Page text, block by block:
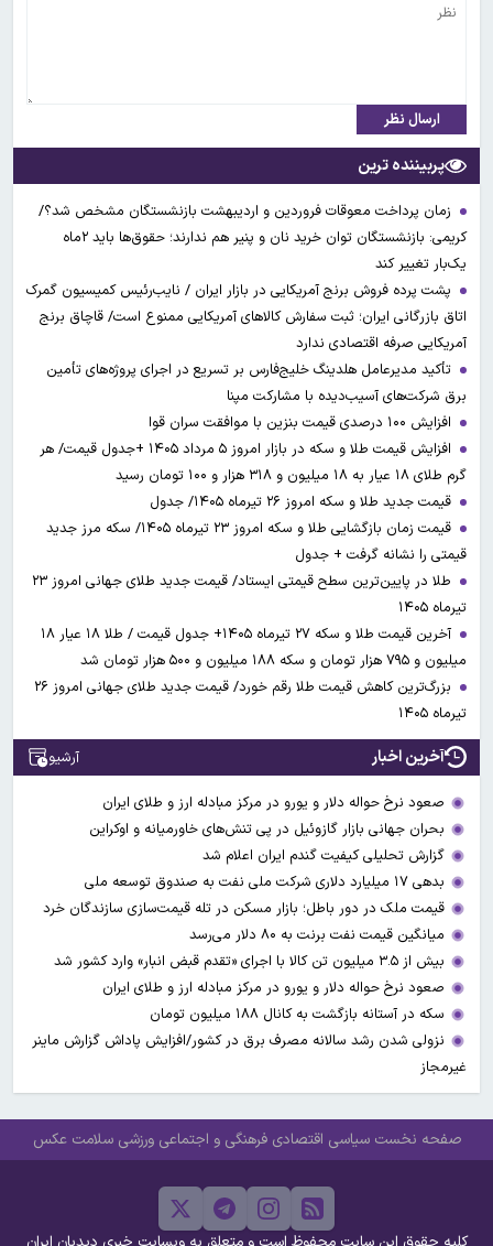
ارسال نظر
پربیننده ترین
زمان پرداخت معوقات فروردین و اردیبهشت بازنشستگان مشخص شد؟/
کریمی: بازنشستگان توان خرید نان و پنیر هم ندارند؛ حقوق‌ها باید ۲ماه
یک‌بار تغییر کند
پشت پرده فروش برنج آمریکایی در بازار ایران / نایب‌رئیس کمیسیون گمرک
اتاق بازرگانی ایران؛ ثبت سفارش کالاهای آمریکایی ممنوع است/ قاچاق برنج
آمریکایی صرفه اقتصادی ندارد
تأکید مدیرعامل هلدینگ خلیج‌فارس بر تسریع در اجرای پروژه‌های تأمین
برق شرکت‌های آسیب‌دیده با مشارکت مپنا
افزایش ۱۰۰ درصدی قیمت بنزین با موافقت سران قوا
افزایش قیمت طلا و سکه در بازار امروز ۵ مرداد ۱۴۰۵ +جدول قیمت/ هر
گرم طلای ۱۸ عیار به ۱۸ میلیون و ۳۱۸ هزار و ۱۰۰ تومان رسید
قیمت جدید طلا و سکه امروز ۲۶ تیرماه ۱۴۰۵/ جدول
قیمت زمان بازگشایی طلا و سکه امروز ۲۳ تیرماه ۱۴۰۵/ سکه مرز جدید
قیمتی را نشانه گرفت + جدول
طلا در پایین‌ترین سطح قیمتی ایستاد/ قیمت جدید طلای جهانی امروز ۲۳
تیرماه ۱۴۰۵
آخرین قیمت طلا و سکه ۲۷ تیرماه ۱۴۰۵+ جدول قیمت / طلا ۱۸ عیار ۱۸
میلیون و ۷۹۵ هزار تومان و سکه ۱۸۸ میلیون و ۵۰۰ هزار تومان شد
بزرگ‌ترین کاهش قیمت طلا رقم خورد/ قیمت جدید طلای جهانی امروز ۲۶
تیرماه ۱۴۰۵
آخرین اخبار آرشیو
صعود نرخ حواله دلار و یورو در مرکز مبادله ارز و طلای ایران
بحران جهانی بازار گازوئیل در پی تنش‌های خاورمیانه و اوکراین
گزارش تحلیلی کیفیت گندم ایران اعلام شد
بدهی ۱۷ میلیارد دلاری شرکت ملی نفت به صندوق توسعه ملی
قیمت ملک در دور باطل؛ بازار مسکن در تله قیمت‌سازی سازندگان خرد
میانگین قیمت نفت برنت به ۸۰ دلار می‌رسد
بیش از ۳.۵ میلیون تن کالا با اجرای «تقدم قبض انبار» وارد کشور شد
صعود نرخ حواله دلار و یورو در مرکز مبادله ارز و طلای ایران
سکه در آستانه بازگشت به کانال ۱۸۸ میلیون تومان
نزولی شدن رشد سالانه مصرف برق در کشور/افزایش پاداش گزارش ماینر
غیرمجاز
صفحه نخست سیاسی اقتصادی فرهنگی و اجتماعی ورزشی سلامت عکس